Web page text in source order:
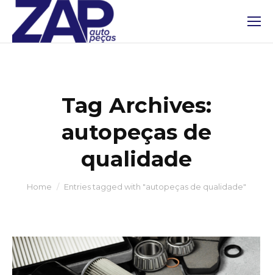
Tag Archives:
autopeças de
qualidade
You are here:
Home Entries tagged with "autopeças de qualidade"